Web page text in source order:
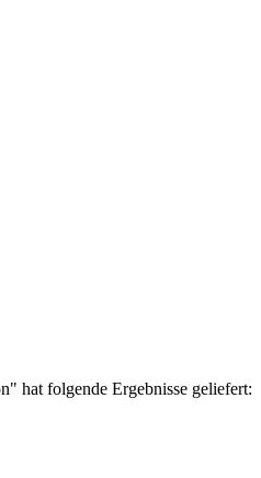
hat folgende Ergebnisse geliefert: